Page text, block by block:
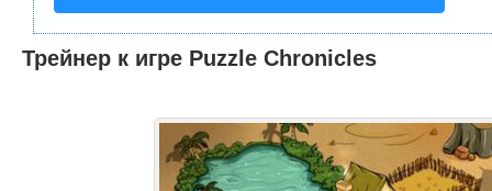
Трейнер к игре Puzzle Chronicles